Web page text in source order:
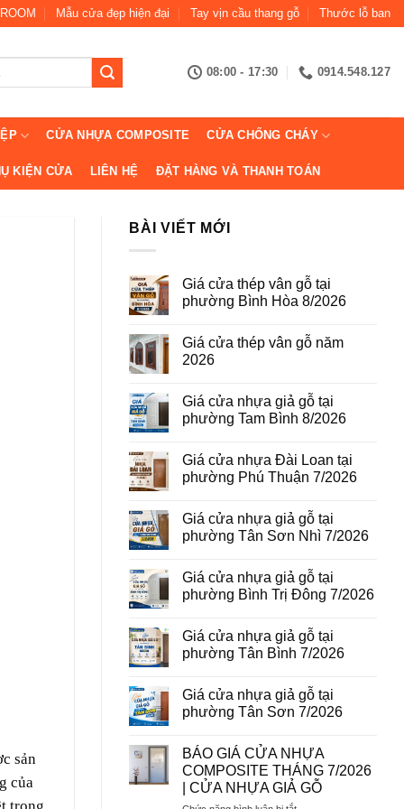
Mẫu cửa đẹp hiện đại Tay vịn cầu thang gỗ Thước lỗ ban
08:00 - 17:30 0914.548.127
CỬA NHỰA COMPOSITE CỬA CHỐNG CHÁY
KIỆN CỬA LIÊN HỆ ĐẶT HÀNG VÀ THANH TOÁN
sản
của
BÀI VIẾT MỚI
Giá cửa thép vân gỗ tại
phường Bình Hòa 8/2026
bình
luận
ở
thép
vân
gỗ
Bình
Hòa
8/2026
Giá cửa thép vân gỗ năm
2026
bình
luận
ở
thép
vân
gỗ
Giá cửa nhựa giả gỗ tại
phường Tam Bình 8/2026
bình
luận
ở
nhựa
giả
gỗ
Tam
Bình
8/2026
Giá cửa nhựa Đài Loan tại
phường Phú Thuận 7/2026
bình
luận
ở
nhựa
Đài
Loan
Phú
Thuận
7/2026
Giá cửa nhựa giả gỗ tại
phường Tân Sơn Nhì 7/2026
bình
luận
ở
nhựa
giả
gỗ
Tân
Sơn
Nhì
Giá cửa nhựa giả gỗ tại
phường Bình Trị Đông 7/2026
bình
luận
ở
nhựa
giả
gỗ
Bình
Trị
Đông
7/2026
Giá cửa nhựa giả gỗ tại
phường Tân Bình 7/2026
bình
luận
ở
nhựa
giả
gỗ
tại
Giá cửa nhựa giả gỗ tại
phường Tân Sơn 7/2026
bình
luận
ở
Giá
BÁO GIÁ CỬA NHỰA
COMPOSITE THÁNG 7/2026
| CỬA NHỰA GIẢ GỖ